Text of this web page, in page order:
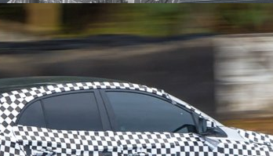
ละบริษัท เอ็มจี เซลส์ (ประเทศไทย) จำกัด ผู้ผลิตและผู้
กยนตรกรรมไฟฟ้าในไทยด้วยการนำเข้า MG ZS EV มา
เตรียมเปิดตัวเทคโนโลยีไฮบริดใหม่ ประเดิมในรุ่น ALL
CORPORATION บริษัทแม่จากประเทศจีน ที่ชูเรื่องความ
วในประเทศอังกฤษ ยุโรป เม็กซิโก ก่อนที่จะข้ามมาที่
กำลังจะเปิดตัวในไทยเร็ว ๆ นี้ MG3 HYBRID+ เป็นรถใน
HYBRID+ ให้กำลังจากมอเตอร์ผสานกำลังเครื่องยนต์
ไทยที่เชียงใหม่ คาดราคาไม่เกิน 6 แสน
ในไทยที่จังหวัดเชียงใหม่อยู่ รถคันดังกล่าวคาดว่าจะเป็นรถ
(ขนาดเดียวกับ Toyota Yaris และ Honda City) รุ่น
และบริษัท เอ็มจี เซลส์ (ประเทศไทย) จำกัด ผู้ผลิตและผู้
ยู่ในช่วงทดสอบขับขี่โดยวิศวกรจาก เอ็มจี ทั้งไทยและต่าง